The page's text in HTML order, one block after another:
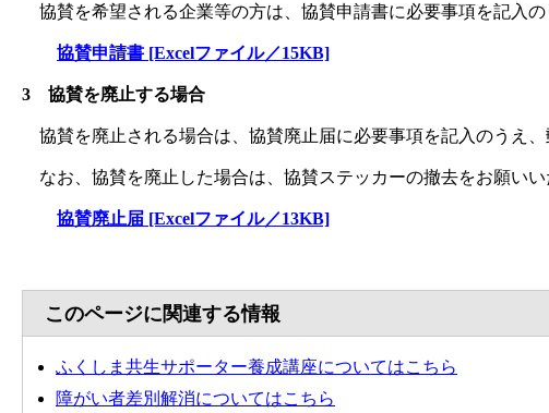
協賛を希望される企業等の方は、協賛申請書に必要事項を記入
協賛申請書 [Excelファイル／15KB]
3 協賛を廃止する場合
協賛を廃止される場合は、協賛廃止届に必要事項を記入のうえ
なお、協賛を廃止した場合は、協賛ステッカーの撤去をお願いい
協賛廃止届 [Excelファイル／13KB]
このページに関連する情報
ふくしま共生サポーター養成講座についてはこちら
障がい者差別解消についてはこちら